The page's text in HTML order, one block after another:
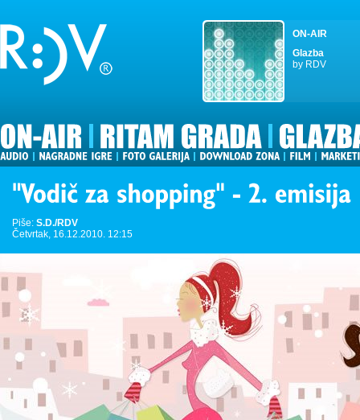
ON-AIR
Glazba
by RDV
Piše: S.D./RDV
Četvrtak, 16.12.2010. 12:15